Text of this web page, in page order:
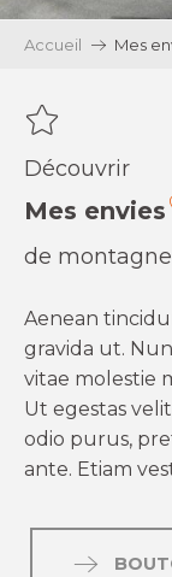
Accueil Mes
Découvrir
Mes envies
de montagne
Aenean
gravida ut.
vitae molestie
Ut egestas
odio purus,
ante. Etiam